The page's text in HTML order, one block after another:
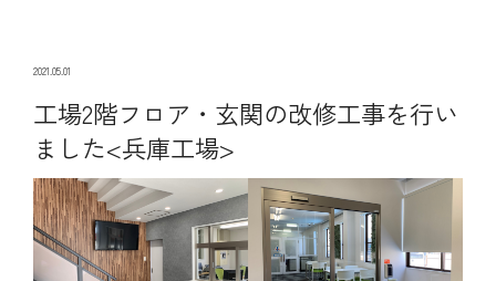
2021.05.01
工場2階フロア・玄関の改修工事を行い
ました<兵庫工場>